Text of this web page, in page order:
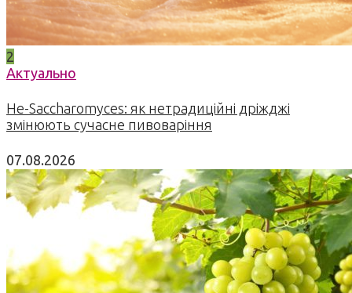
2
Актуально
Не-Saccharomyces: як нетрадиційні дріжджі
змінюють сучасне пивоваріння
07.08.2026